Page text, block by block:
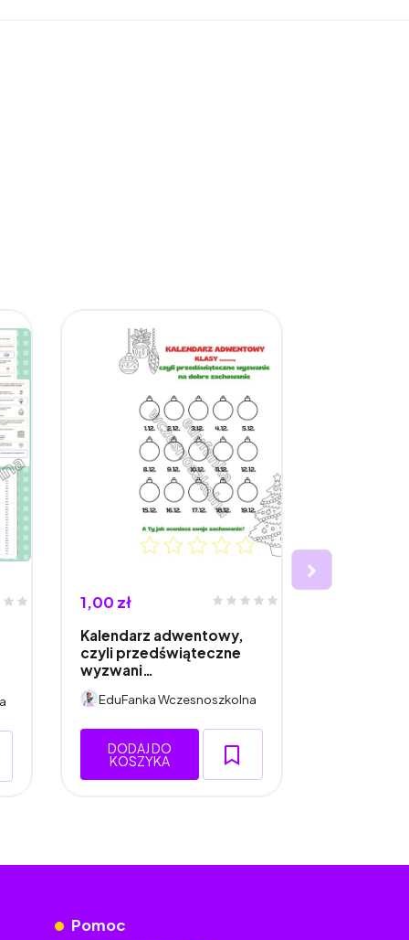
1,00 zł
Kalendarz adwentowy,
czyli przedświąteczne
wyzwani…
EduFanka Wczesnoszkolna
DODAJ DO
KOSZYKA
Pomoc